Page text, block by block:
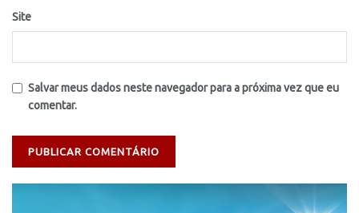
Site
Salvar meus dados neste navegador para a próxima vez que eu
comentar.